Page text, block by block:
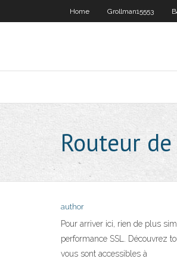
Home Grollman15553
Routeur
author
Pour arriver ici, rien de plus
performance SSL. Découvrez
vous sont accessibles à